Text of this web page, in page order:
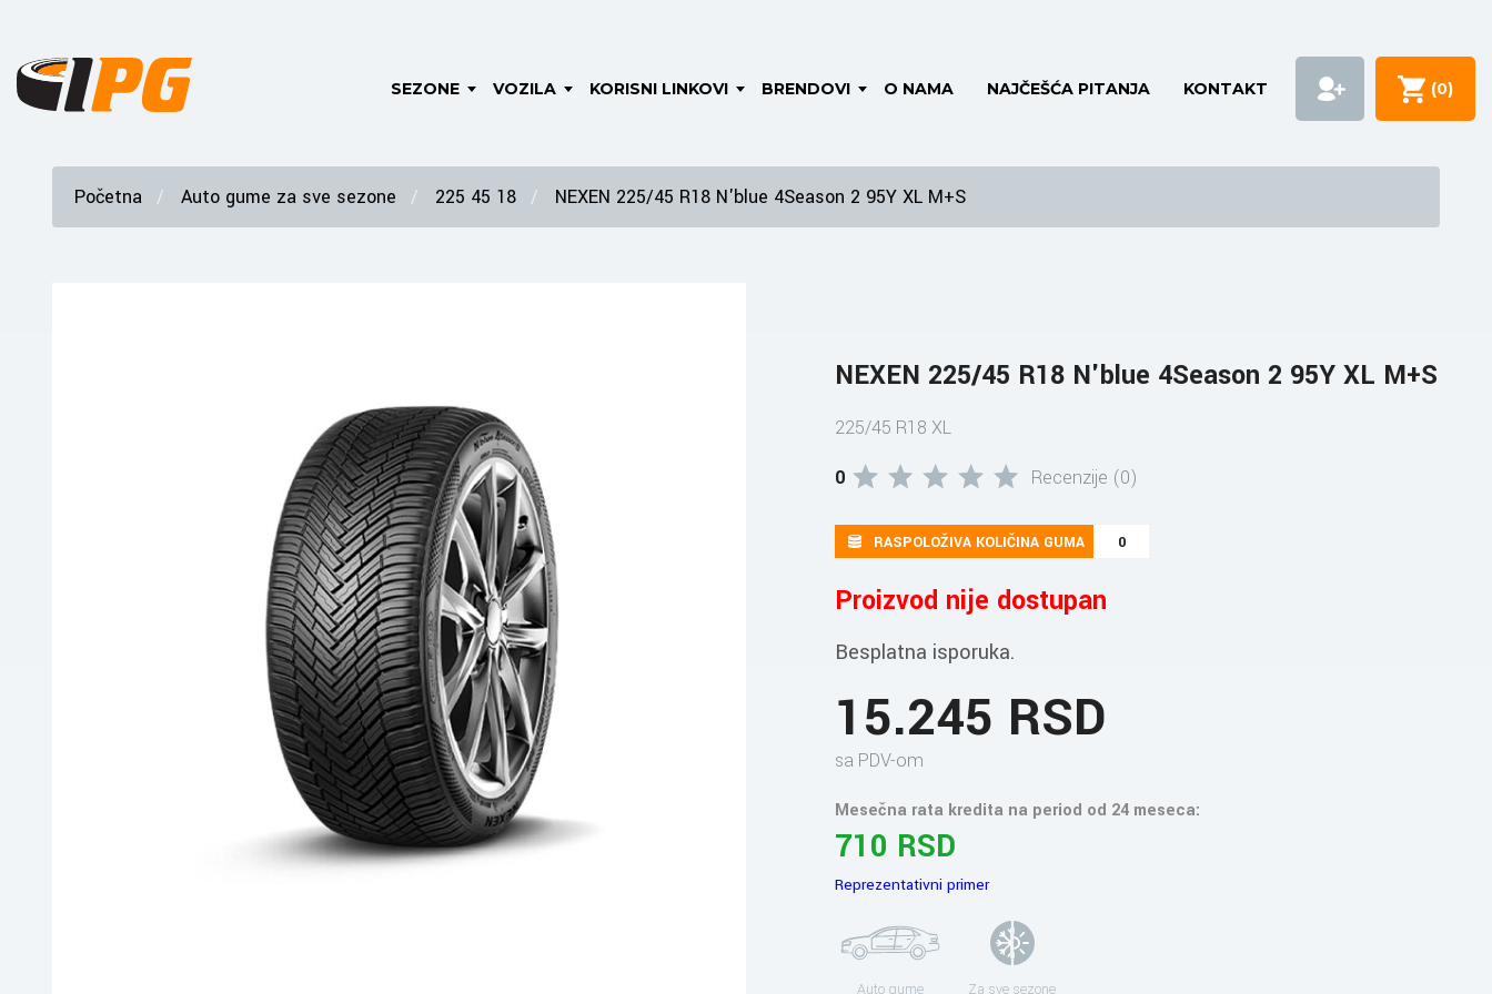
SEZONE VOZILA KORISNI LINKOVI BRENDOVI O NAMA NAJČEŠĆA PITANJA KONTAKT (0)
Početna Auto gume za sve sezone 225 45 18 NEXEN 225/45 R18 N'blue 4Season 2 95Y XL M+S
NEXEN 225/45 R18 N'blue 4Season 2 95Y XL M+S
225/45 R18 XL
0
Recenzije (0)
RASPOLOŽIVA KOLIČINA GUMA 0
Proizvod nije dostupan
Besplatna isporuka.
15.245 RSD
sa PDV-om
Mesečna rata kredita na period od 24 meseca:
710 RSD
Reprezentativni primer
Auto gume Za sve sezone